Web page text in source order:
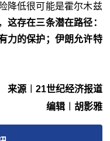
降低很可能是霍尔木兹
这存在三条潜在路径：
力的保护；伊朗允许特
来源︱21世纪经济报道
编辑︱胡影雅